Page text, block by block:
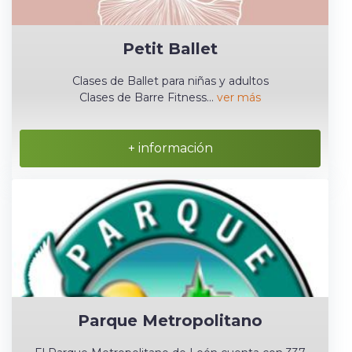
Petit Ballet
Clases de Ballet para niñas y adultos
Clases de Barre Fitness...ver más
+ información
Parque Metropolitano